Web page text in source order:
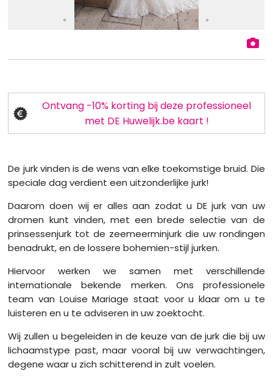
Ontvang -10% korting bij deze professioneel
met DE Huwelijk.be kaart !
De jurk vinden is de wens van elke toekomstige bruid. Die
speciale dag verdient een uitzonderlijke jurk!
Daarom doen wij er alles aan zodat u DE jurk van uw
dromen kunt vinden, met een brede selectie van de
prinsessenjurk tot de zeemeerminjurk die uw rondingen
benadrukt, en de lossere bohemien-stijl jurken.
Hiervoor werken we samen met verschillende
internationale bekende merken. Ons professionele
team van Louise Mariage staat voor u klaar om u te
luisteren en u te adviseren in uw zoektocht.
Wij zullen u begeleiden in de keuze van de jurk die bij uw
lichaamstype past, maar vooral bij uw verwachtingen,
degene waar u zich schitterend in zult voelen.